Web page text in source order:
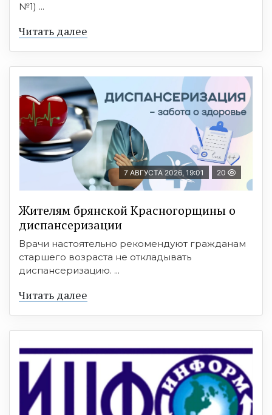
№1) ...
Читать далее
7 АВГУСТА 2026, 19:01 20
Жителям брянской Красногорщины о
диспансеризации
Врачи настоятельно рекомендуют гражданам
старшего возраста не откладывать
диспансеризацию. ...
Читать далее